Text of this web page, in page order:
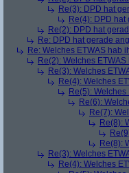
Re(3): DPD hat
Re(4): DPD
Re(2): DPD hat
Re: DPD hat gerade
Re: Welches ETWAS hab
Re(2): Welches
Re(3): Welches
Re(4): Welches
Re(5):
Re(6):
Re(7):
Re(8):
Re(8):
Re(3): Welches
Re(4): Welches